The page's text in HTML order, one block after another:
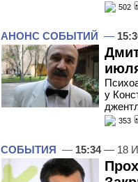
502
АНОНС СОБЫТИЙ —
у
353
СОБЫТИЯ — 15:34— 18